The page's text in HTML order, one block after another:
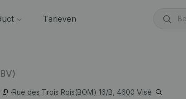
Tarieven
Rue des Trois Rois(BOM) 16/B, 4600 Visé